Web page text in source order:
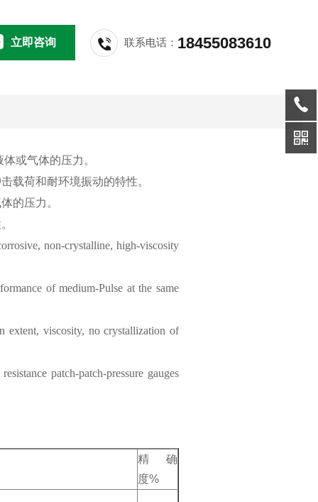
立即咨询 联系电话： 18455083610
或气体的压力。
载荷和耐环境振动的特性。
的压力。
non-crystalline, high-viscosity
of medium-Pulse at the same
extent, viscosity, no crystallization of
patch-patch-pressure gauges
精确
度%